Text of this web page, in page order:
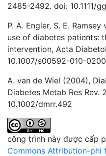
2485-2492. doi: 10.1111/
P. A. Engler, S. E.
use of diabetes patients:
intervention, Acta
10.1007/s00592-010-
A. van de Wiel (2004),
Diabetes Metab Res Rev.
10.1002/dmrr.492
công trình này được cấp
Commons Attribution-phi